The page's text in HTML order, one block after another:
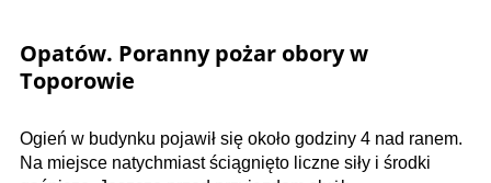
Opatów. Poranny pożar obory w
Toporowie
Ogień w budynku pojawił się około godziny 4 nad ranem.
Na miejsce natychmiast ściągnięto liczne siły i środki